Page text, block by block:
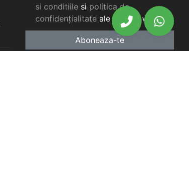
si conditiilesi politica de
confidențialitateale acestui website.
Aboneaza-te